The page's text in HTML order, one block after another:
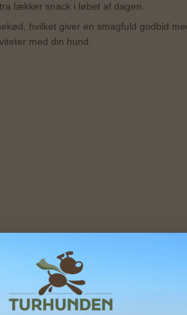
lækker snack i løbet af dagen.
hvilket giver en smagfuld godbid
med din hund.
måltiderne. Kan nemt deles i mindre